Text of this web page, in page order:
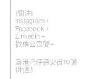
香港灣仔適安街10號
(地圖 )
(關注)
Instagram +
Facebook +
LinkedIn +
微信公眾號 +